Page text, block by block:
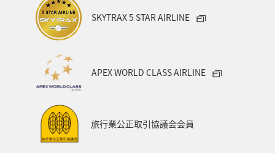
SKYTRAX 5 STAR AIRLINE
APEX WORLD CLASS AIRLINE
旅行業公正取引協議会会員